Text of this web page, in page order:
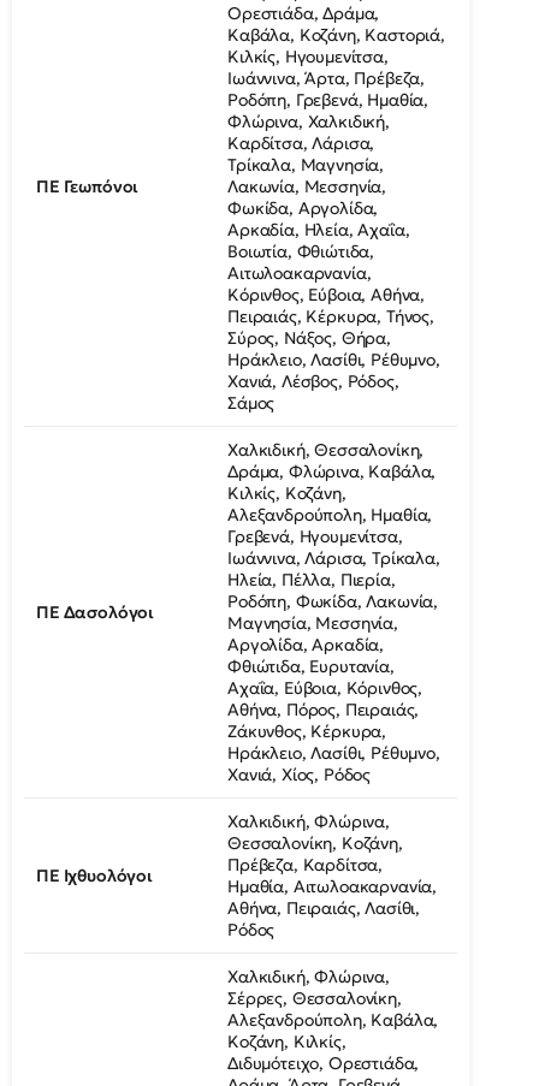
ΠΕ Γεωπόνοι
Ορεστιάδα, Δράμα,
Καβάλα, Κοζάνη, Καστοριά,
Κιλκίς, Ηγουμενίτσα,
Ιωάννινα, Άρτα, Πρέβεζα,
Ροδόπη, Γρεβενά, Ημαθία,
Φλώρινα, Χαλκιδική,
Καρδίτσα, Λάρισα,
Τρίκαλα, Μαγνησία,
Λακωνία, Μεσσηνία,
Φωκίδα, Αργολίδα,
Αρκαδία, Ηλεία, Αχαΐα,
Βοιωτία, Φθιώτιδα,
Αιτωλοακαρνανία,
Κόρινθος, Εύβοια, Αθήνα,
Πειραιάς, Κέρκυρα, Τήνος,
Σύρος, Νάξος, Θήρα,
Ηράκλειο, Λασίθι, Ρέθυμνο,
Χανιά, Λέσβος, Ρόδος,
Σάμος
ΠΕ Δασολόγοι
Χαλκιδική, Θεσσαλονίκη,
Δράμα, Φλώρινα, Καβάλα,
Κιλκίς, Κοζάνη,
Αλεξανδρούπολη, Ημαθία,
Γρεβενά, Ηγουμενίτσα,
Ιωάννινα, Λάρισα, Τρίκαλα,
Ηλεία, Πέλλα, Πιερία,
Ροδόπη, Φωκίδα, Λακωνία,
Μαγνησία, Μεσσηνία,
Αργολίδα, Αρκαδία,
Φθιώτιδα, Ευρυτανία,
Αχαΐα, Εύβοια, Κόρινθος,
Αθήνα, Πόρος, Πειραιάς,
Ζάκυνθος, Κέρκυρα,
Ηράκλειο, Λασίθι, Ρέθυμνο,
Χανιά, Χίος, Ρόδος
ΠΕ Ιχθυολόγοι
Χαλκιδική, Φλώρινα,
Θεσσαλονίκη, Κοζάνη,
Πρέβεζα, Καρδίτσα,
Ημαθία, Αιτωλοακαρνανία,
Αθήνα, Πειραιάς, Λασίθι,
Ρόδος
Χαλκιδική, Φλώρινα,
Σέρρες, Θεσσαλονίκη,
Αλεξανδρούπολη, Καβάλα,
Κοζάνη, Κιλκίς,
Διδυμότειχο, Ορεστιάδα,